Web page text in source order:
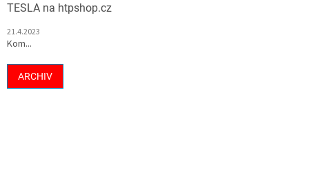
TESLA na htpshop.cz
21.4.2023
Kom...
ARCHIV